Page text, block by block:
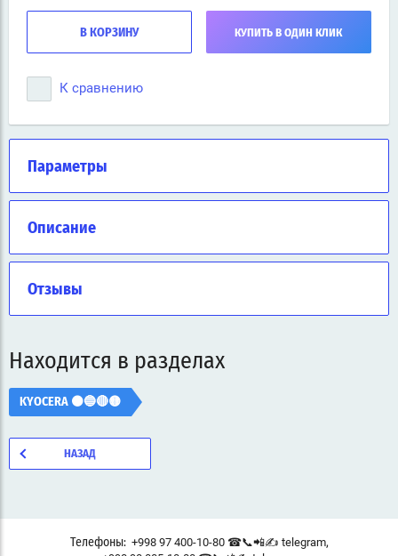
В КОРЗИНУ КУПИТЬ В ОДИН КЛИК
К сравнению
Параметры
Описание
Отзывы
Находится в разделах
KYOCERA ⚫🔵🔴🟡
НАЗАД
Телефоны: +998 97 400-10-80 ☎📞📲✍ telegram,